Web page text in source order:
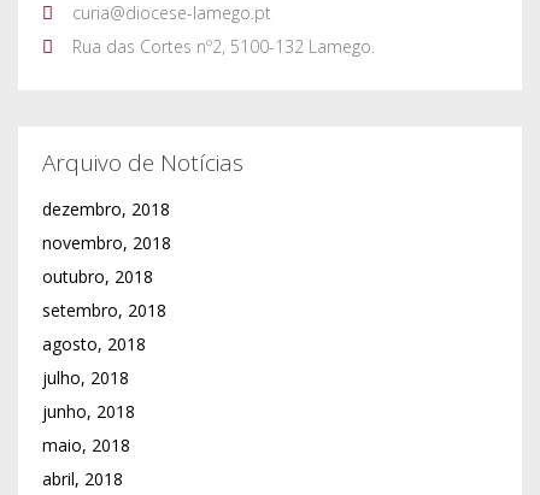
curia@diocese-lamego.pt
Rua das Cortes nº2, 5100-132 Lamego.
Arquivo de Notícias
dezembro, 2018
novembro, 2018
outubro, 2018
setembro, 2018
agosto, 2018
julho, 2018
junho, 2018
maio, 2018
abril, 2018